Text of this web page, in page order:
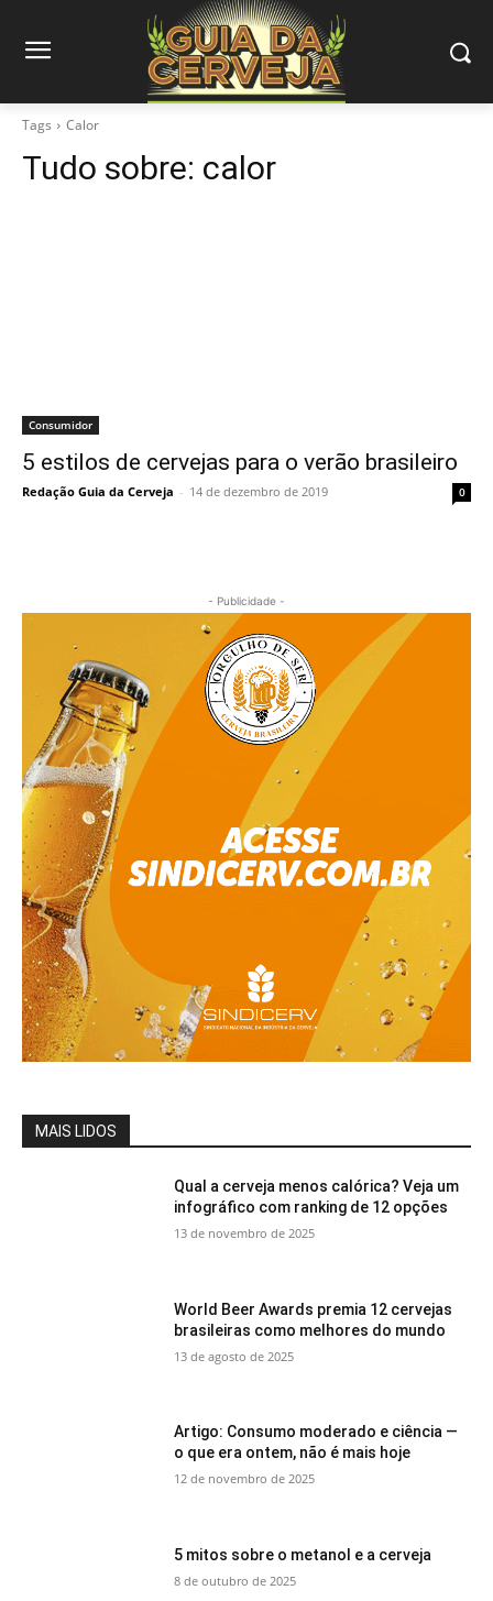
Tags Calor
Tudo sobre: calor
Consumidor
5 estilos de cervejas para o verão brasileiro
Redação Guia da Cerveja - 14 de dezembro de 2019 0
- Publicidade -
MAIS LIDOS
Qual a cerveja menos calórica? Veja um
infográfico com ranking de 12 opções
13 de novembro de 2025
World Beer Awards premia 12 cervejas
brasileiras como melhores do mundo
13 de agosto de 2025
Artigo: Consumo moderado e ciência —
o que era ontem, não é mais hoje
12 de novembro de 2025
5 mitos sobre o metanol e a cerveja
8 de outubro de 2025